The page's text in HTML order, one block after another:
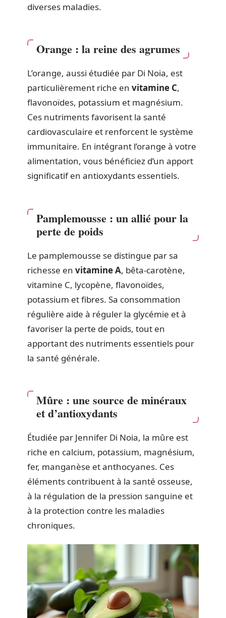
diverses maladies.
Orange : la reine des agrumes
L’orange, aussi étudiée par Di Noia, est
particulièrement riche en vitamine C,
flavonoïdes, potassium et magnésium.
Ces nutriments favorisent la santé
cardiovasculaire et renforcent le système
immunitaire. En intégrant l’orange à votre
alimentation, vous bénéficiez d’un apport
significatif en antioxydants essentiels.
Pamplemousse : un allié pour la
perte de poids
Le pamplemousse se distingue par sa
richesse en vitamine A, bêta-carotène,
vitamine C, lycopène, flavonoïdes,
potassium et fibres. Sa consommation
régulière aide à réguler la glycémie et à
favoriser la perte de poids, tout en
apportant des nutriments essentiels pour
la santé générale.
Mûre : une source de minéraux
et d’antioxydants
Étudiée par Jennifer Di Noia, la mûre est
riche en calcium, potassium, magnésium,
fer, manganèse et anthocyanes. Ces
éléments contribuent à la santé osseuse,
à la régulation de la pression sanguine et
à la protection contre les maladies
chroniques.